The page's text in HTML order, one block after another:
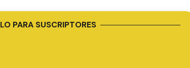
PARA SUSCRIPTORES